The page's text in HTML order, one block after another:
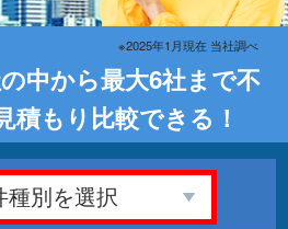
中から最大6社まで不
積もり比較できる！
※2025年1月現在 当社調べ